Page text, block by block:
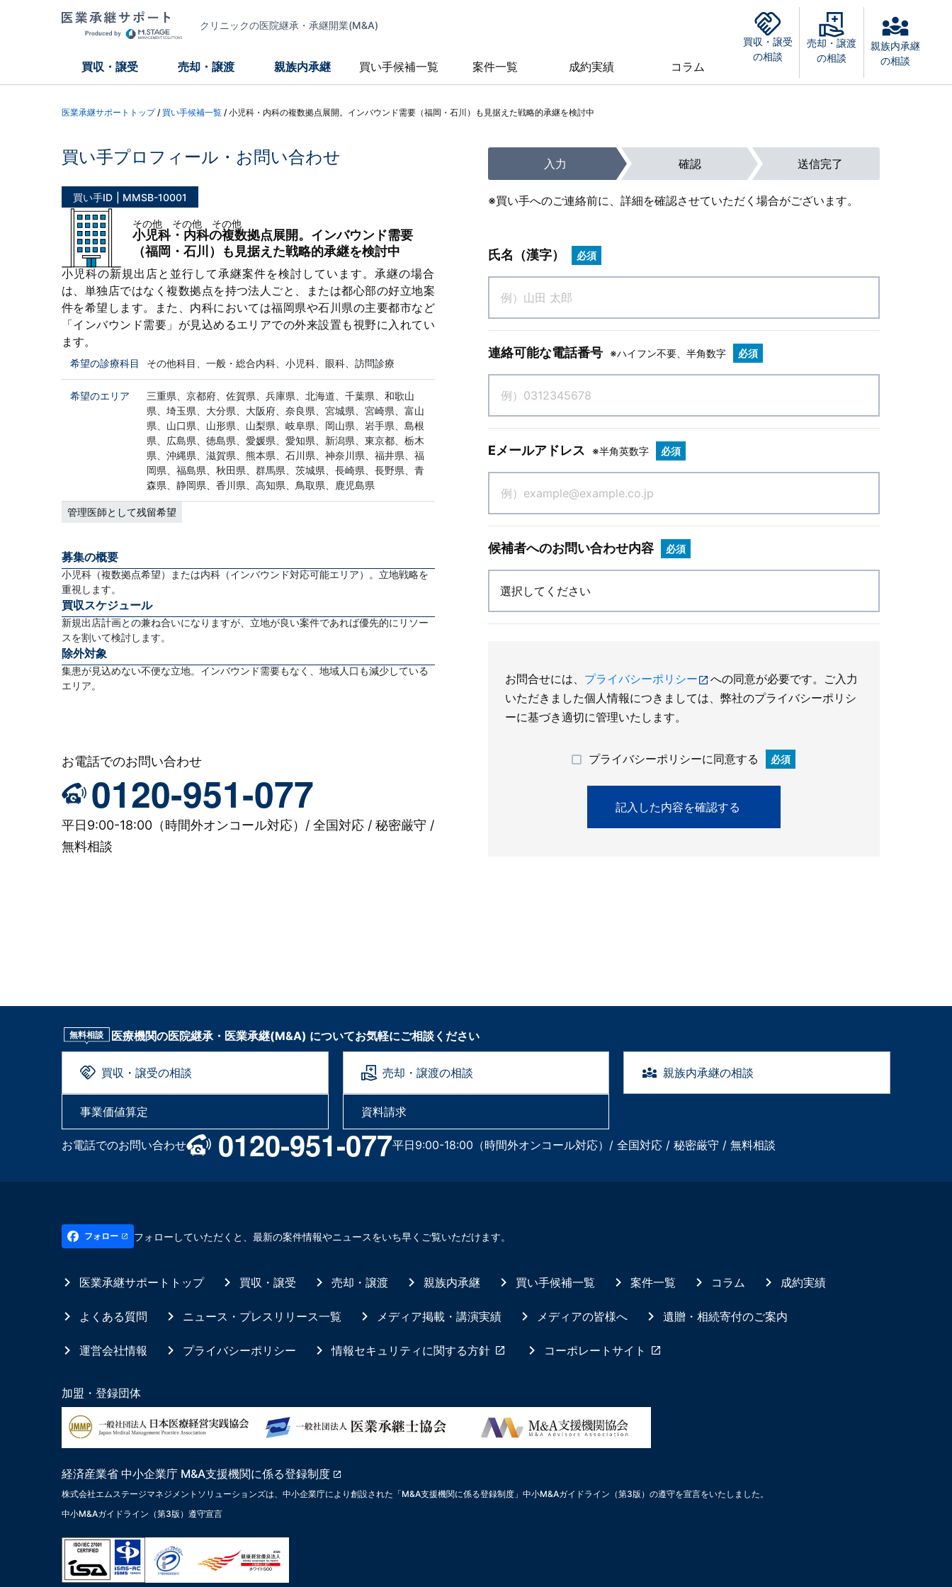
クリニックの医院継承・承継開業(M&A)
買収・譲受 売却・譲渡 親族内承継 買い手候補一覧 案件一覧 成約実績 コラム
買収・譲受
の相談
売却・譲渡
の相談
親族内承継
の相談
医業承継サポートトップ/ 買い手候補一覧 / 小児科・内科の複数拠点展開。インバウンド需要（福岡・石川）も見据えた戦略的承継を検討中
買い手プロフィール・お問い合わせ
買い手ID MMSB-10001
その他 その他 その他
小児科・内科の複数拠点展開。インバウンド需要
（福岡・石川）も見据えた戦略的承継を検討中
小児科の新規出店と並行して承継案件を検討しています。承継の場合
は、単独店ではなく複数拠点を持つ法人ごと、または都心部の好立地案
件を希望します。また、内科においては福岡県や石川県の主要都市など
「インバウンド需要」が見込めるエリアでの外来設置も視野に入れてい
ます。
希望の診療科目 その他科目、一般・総合内科、小児科、眼科、訪問診療
希望のエリア
三重県、京都府、佐賀県、兵庫県、北海道、千葉県、和歌山
県、埼玉県、大分県、大阪府、奈良県、宮城県、宮崎県、富山
県、山口県、山形県、山梨県、岐阜県、岡山県、岩手県、島根
県、広島県、徳島県、愛媛県、愛知県、新潟県、東京都、栃木
県、沖縄県、滋賀県、熊本県、石川県、神奈川県、福井県、福
岡県、福島県、秋田県、群馬県、茨城県、長崎県、長野県、青
森県、静岡県、香川県、高知県、鳥取県、鹿児島県
管理医師として残留希望
募集の概要
小児科（複数拠点希望）または内科（インバウンド対応可能エリア）。立地戦略を
重視します。
買収スケジュール
新規出店計画との兼ね合いになりますが、立地が良い案件であれば優先的にリソー
スを割いて検討します。
除外対象
集患が見込めない不便な立地。インバウンド需要もなく、地域人口も減少している
エリア。
お電話でのお問い合わせ
0120-951-077
平日9:00-18:00（時間外オンコール対応）/ 全国対応 / 秘密厳守 /
無料相談
入力 確認 送信完了
※買い手へのご連絡前に、詳細を確認させていただく場合がございます。
氏名（漢字） 必須
連絡可能な電話番号 ※ハイフン不要、半角数字 必須
Eメールアドレス ※半角英数字 必須
候補者へのお問い合わせ内容 必須
お問合せには、 プライバシーポリシー
への同意が必要です。ご入力
いただきました個人情報につきましては、弊社のプライバシーポリシ
ーに基づき適切に管理いたします。
プライバシーポリシーに同意する 必須
無料相談 医療機関の医院継承・医業承継(M&A) についてお気軽にご相談ください
買収・譲受の相談 売却・譲渡の相談 親族内承継の相談
事業価値算定 資料請求
お電話でのお問い合わせ 0120-951-077平日9:00-18:00（時間外オンコール対応）/ 全国対応 / 秘密厳守 / 無料相談
フォロー フォローしていただくと、最新の案件情報やニュースをいち早くご覧いただけます。
医業承継サポートトップ 買収・譲受 売却・譲渡 親族内承継 買い手候補一覧 案件一覧 コラム 成約実績
よくある質問 ニュース・プレスリリース一覧 メディア掲載・講演実績 メディアの皆様へ 遺贈・相続寄付のご案内
運営会社情報 プライバシーポリシー 情報セキュリティに関する方針 コーポレートサイト
加盟・登録団体
経済産業省 中小企業庁 M&A支援機関に係る登録制度
株式会社エムステージマネジメントソリューションズは、中小企業庁により創設された「M&A支援機関に係る登録制度」中小M&Aガイドライン（第3版）の遵守を宣言をいたしました。
中小M&Aガイドライン（第3版）遵守宣言